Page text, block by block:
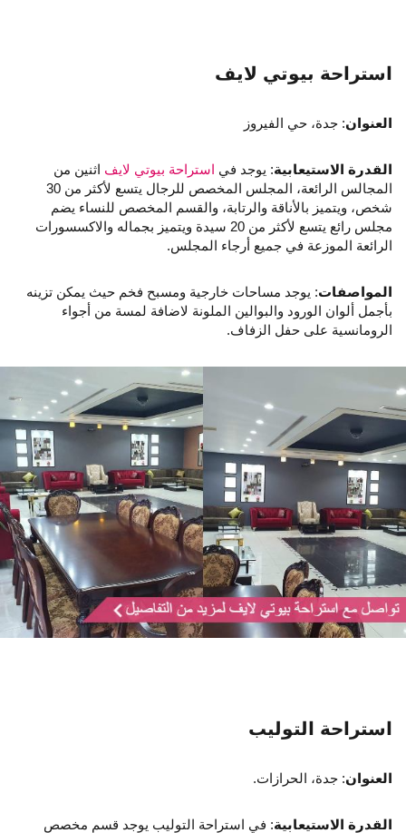
استراحة بيوتي لايف
العنوان: جدة، حي الفيروز
القدرة الاستيعابية: يوجد في استراحة بيوتي لايف اثنين من
المجالس الرائعة، المجلس المخصص للرجال يتسع لأكثر من 30
شخص، ويتميز بالأناقة والرتابة، والقسم المخصص للنساء يضم
مجلس رائع يتسع لأكثر من 20 سيدة ويتميز بجماله والاكسسورات
الرائعة الموزعة في جميع أرجاء المجلس.
المواصفات: يوجد مساحات خارجية ومسبح فخم حيث يمكن تزينه
بأجمل ألوان الورود والبوالين الملونة لاضافة لمسة من أجواء
الرومانسية على حفل الزفاف.
استراحة التوليب
العنوان: جدة، الحرازات.
القدرة الاستيعابية: في استراحة التوليب يوجد قسم مخصص